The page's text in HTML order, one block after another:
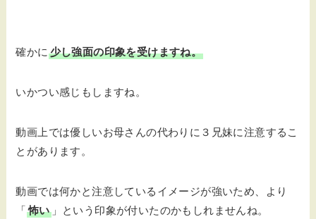
確かに 少し強面の印象を受けますね。
いかつい感じもしますね。
動画上では優しいお母さんの代わりに３兄妹に注意するこ
とがあります。
動画では何かと注意しているイメージが強いため、より
「 怖い」という印象が付いたのかもしれませんね。